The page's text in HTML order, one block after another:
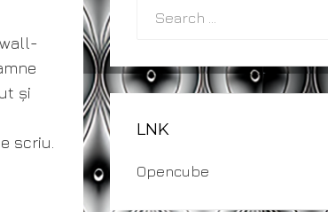
și
scriu.
LNK
Opencube